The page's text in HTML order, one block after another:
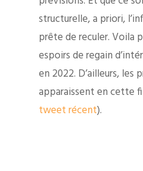
structurelle, a priori,
prête de reculer. Voila
espoirs de regain
en 2022. D’ailleurs, les
apparaissent en cette
tweet récent).